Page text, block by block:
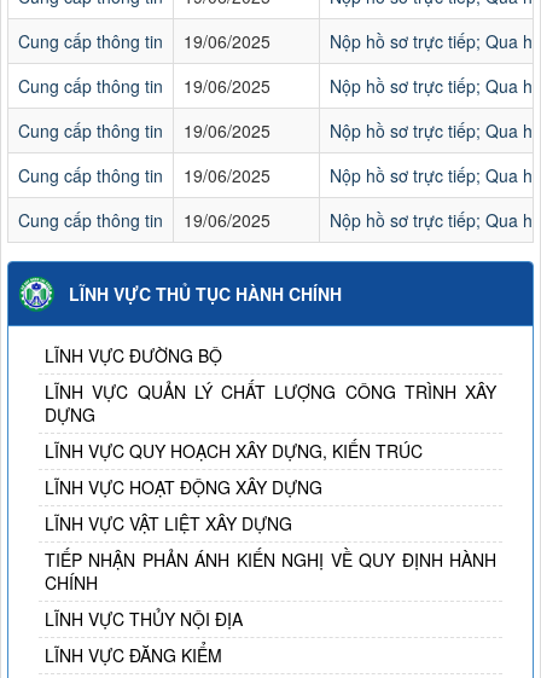
Cung cấp thông tin
19/06/2025
Nộp hồ sơ trực tiếp; Qua
Cung cấp thông tin
19/06/2025
Nộp hồ sơ trực tiếp; Qua
Cung cấp thông tin
19/06/2025
Nộp hồ sơ trực tiếp; Qua
Cung cấp thông tin
19/06/2025
Nộp hồ sơ trực tiếp; Qua
Cung cấp thông tin
19/06/2025 Nộp hồ sơ trực tiếp; Qua
LĨNH VỰC THỦ TỤC HÀNH CHÍNH
LĨNH VỰC ĐƯỜNG BỘ
LĨNH VỰC QUẢN LÝ CHẤT LƯỢNG CÔNG TRÌNH XÂY
DỰNG
LĨNH VỰC QUY HOẠCH XÂY DỰNG, KIẾN TRÚC
LĨNH VỰC HOẠT ĐỘNG XÂY DỰNG
LĨNH VỰC VẬT LIỆT XÂY DỰNG
TIẾP NHẬN PHẢN ÁNH KIẾN NGHỊ VỀ QUY ĐỊNH HÀNH
CHÍNH
LĨNH VỰC THỦY NỘI ĐỊA
LĨNH VỰC ĐĂNG KIỂM